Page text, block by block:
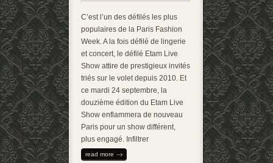
C’est l’un des défilés les plus
populaires de la Paris Fashion
Week. A la fois défilé de lingerie
et concert, le défilé Etam Live
Show attire de prestigieux invités
triés sur le volet depuis 2010. Et
ce mardi 24 septembre, la
douzième édition du Etam Live
Show enflammera de nouveau
Paris pour un show différent,
plus engagé. Infiltrer
read more